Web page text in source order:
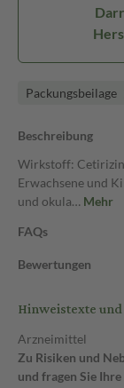
Packungsbeilage
Beschreibung
Wirkstoff:
Erwachsene und
und okula… Mehr
FAQs
Bewertungen
Hinweistexte
Arzneimittel
Zu Risiken und
und fragen Sie